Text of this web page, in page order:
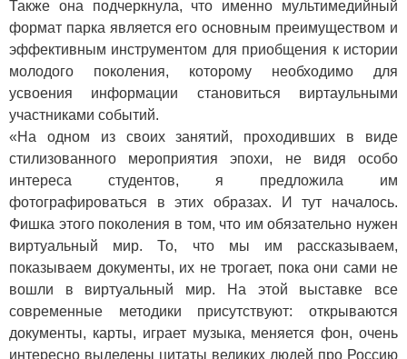
Также она подчеркнула, что именно мультимедийный
формат парка является его основным преимуществом и
эффективным инструментом для приобщения к истории
молодого поколения, которому необходимо для
усвоения информации становиться виртаульными
участниками событий.
«На одном из своих занятий, проходивших в виде
стилизованного мероприятия эпохи, не видя особо
интереса студентов, я предложила им
фотографироваться в этих образах. И тут началось.
Фишка этого поколения в том, что им обязательно нужен
виртуальный мир. То, что мы им рассказываем,
показываем документы, их не трогает, пока они сами не
вошли в виртуальный мир. На этой выставке все
современные методики присутствуют: открываются
документы, карты, играет музыка, меняется фон, очень
интересно выделены цитаты великих людей про Россию